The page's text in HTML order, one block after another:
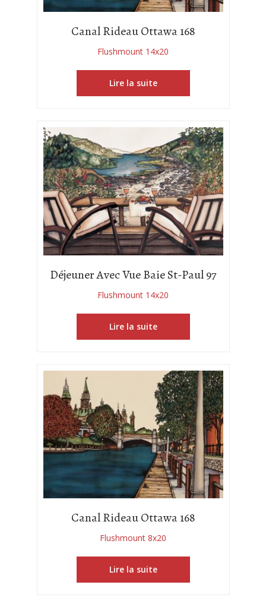
Canal Rideau Ottawa 168
Flushmount 14x20
Lire la suite
Déjeuner Avec Vue Baie St-Paul 97
Flushmount 14x20
Lire la suite
Canal Rideau Ottawa 168
Flushmount 8x20
Lire la suite